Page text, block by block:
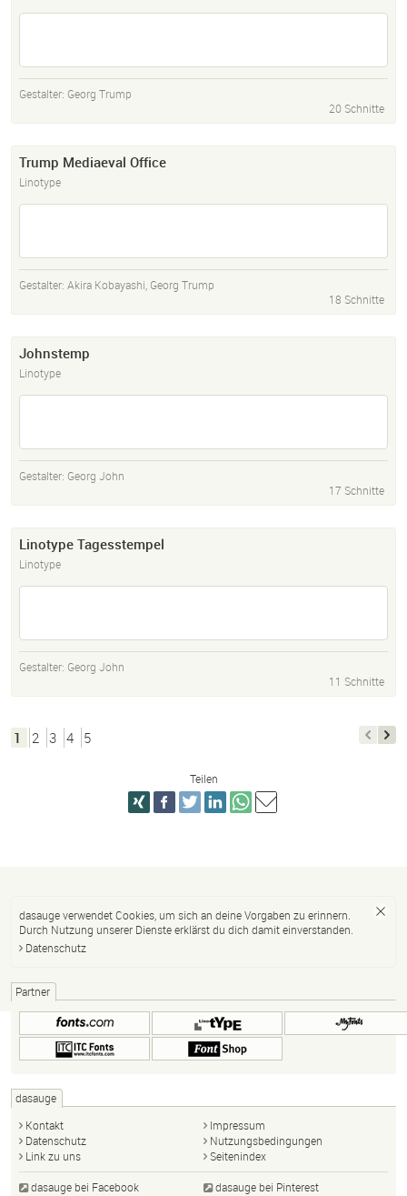
Gestalter: Georg Trump
20 Schnitte
Trump Mediaeval Office
Linotype
Gestalter: Akira Kobayashi, Georg Trump
18 Schnitte
Johnstemp
Linotype
Gestalter: Georg John
17 Schnitte
Linotype Tagesstempel
Linotype
Gestalter: Georg John
11 Schnitte
1 2 3 4 5
Teilen
dasauge verwendet Cookies, um sich an deine Vorgaben zu erinnern.
Durch Nutzung unserer Dienste erklärst du dich damit einverstanden.
Datenschutz
Partner
dasauge
Kontakt
Impressum
Datenschutz
Nutzungsbedingungen
Link zu uns
Seitenindex
dasauge bei Facebook dasauge bei Pinterest